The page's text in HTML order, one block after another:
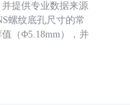
提供专业数据来源
螺纹底孔尺寸的常
（Φ5.18mm），并